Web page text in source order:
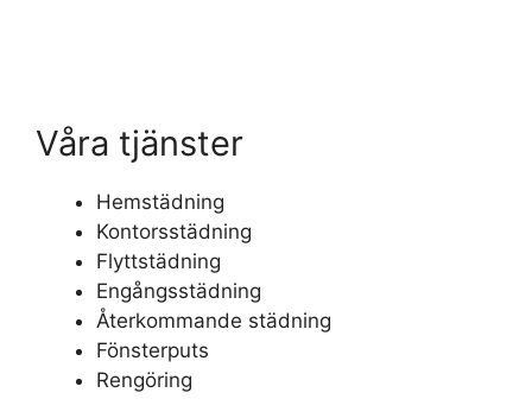
Våra tjänster
Hemstädning
Kontorsstädning
Flyttstädning
Engångsstädning
Återkommande städning
Fönsterputs
Rengöring